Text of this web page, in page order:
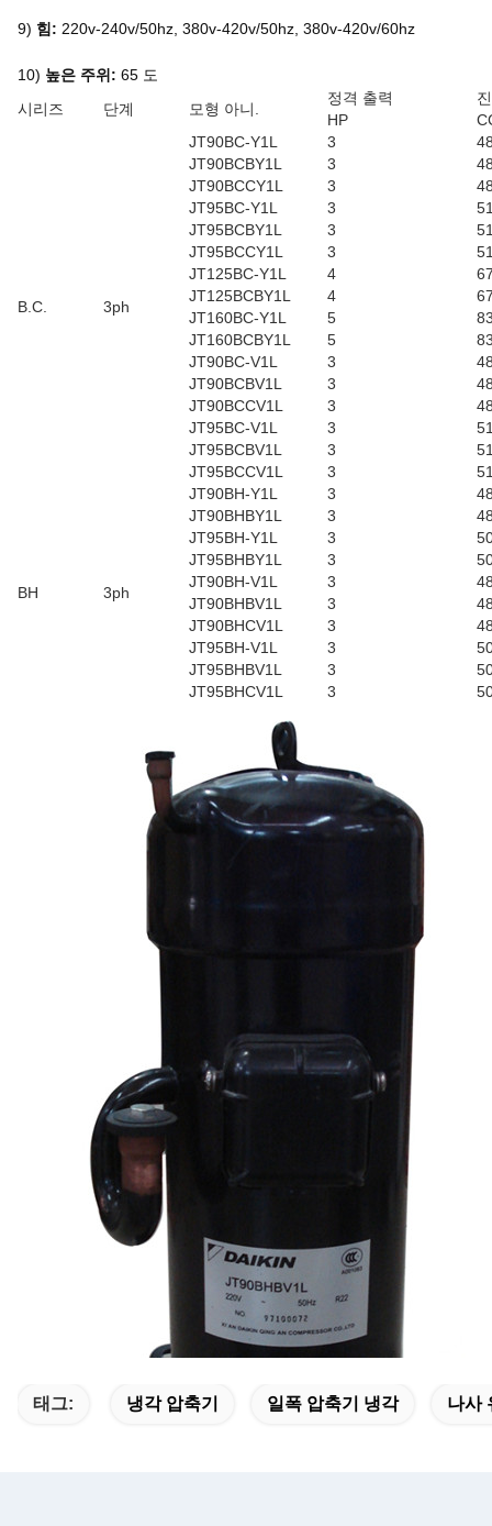
9) 힘: 220v-240v/50hz, 380v-420v/50hz, 380v-420v/60hz
10) 높은 주위: 65 도
시리즈
단계 모형 아니.
정격 출력
HP
B.C. 3ph
JT90BC-Y1L 3
JT90BCBY1L
3
JT90BCCY1L
3
JT95BC-Y1L
3
JT95BCBY1L
3
JT95BCCY1L
3
JT125BC-Y1L
4
JT125BCBY1L
4
JT160BC-Y1L
5
JT160BCBY1L
5
JT90BC-V1L
3
JT90BCBV1L
3
JT90BCCV1L
3
JT95BC-V1L
3
JT95BCBV1L
3
JT95BCCV1L
3
BH 3ph
JT90BH-Y1L 3
JT90BHBY1L
3
JT95BH-Y1L
3
JT95BHBY1L
3
JT90BH-V1L
3
JT90BHBV1L
3
JT90BHCV1L
3
JT95BH-V1L
3
JT95BHBV1L
3
JT95BHCV1L
3
태그: 냉각 압축기 일폭 압축기 냉각 나사